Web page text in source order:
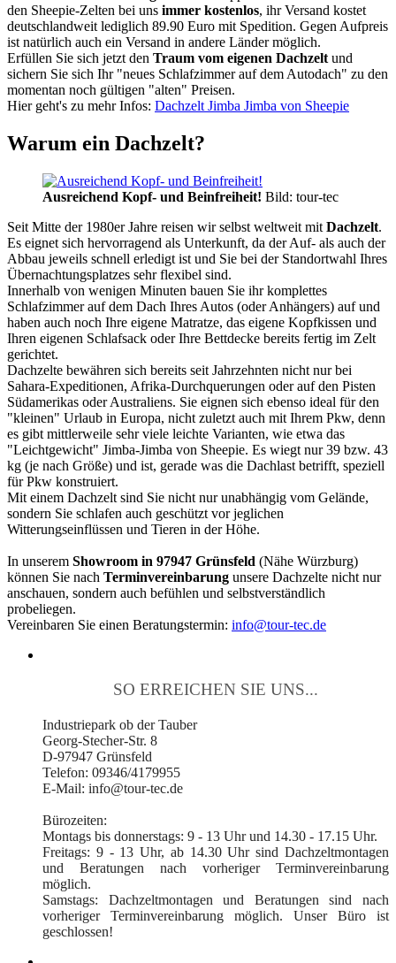
den Sheepie-Zelten bei uns immer kostenlos, ihr Versand kostet
deutschlandweit lediglich 89.90 Euro mit Spedition. Gegen Aufpreis
ist natürlich auch ein Versand in andere Länder möglich.
Erfüllen Sie sich jetzt den Traum vom eigenen Dachzelt und
sichern Sie sich Ihr "neues Schlafzimmer auf dem Autodach" zu den
momentan noch gültigen "alten" Preisen.
Hier geht's zu mehr Infos: Dachzelt Jimba Jimba von Sheepie
Warum ein Dachzelt?
Ausreichend Kopf- und Beinfreiheit! Bild: tour-tec
Seit Mitte der 1980er Jahre reisen wir selbst weltweit mit Dachzelt.
Es eignet sich hervorragend als Unterkunft, da der Auf- als auch der
Abbau jeweils schnell erledigt ist und Sie bei der Standortwahl Ihres
Übernachtungsplatzes sehr flexibel sind.
Innerhalb von wenigen Minuten bauen Sie ihr komplettes
Schlafzimmer auf dem Dach Ihres Autos (oder Anhängers) auf und
haben auch noch Ihre eigene Matratze, das eigene Kopfkissen und
Ihren eigenen Schlafsack oder Ihre Bettdecke bereits fertig im Zelt
gerichtet.
Dachzelte bewähren sich bereits seit Jahrzehnten nicht nur bei
Sahara-Expeditionen, Afrika-Durchquerungen oder auf den Pisten
Südamerikas oder Australiens. Sie eignen sich ebenso ideal für den
"kleinen" Urlaub in Europa, nicht zuletzt auch mit Ihrem Pkw, denn
es gibt mittlerweile sehr viele leichte Varianten, wie etwa das
"Leichtgewicht" Jimba-Jimba von Sheepie. Es wiegt nur 39 bzw. 43
kg (je nach Größe) und ist, gerade was die Dachlast betrifft, speziell
für Pkw konstruiert.
Mit einem Dachzelt sind Sie nicht nur unabhängig vom Gelände,
sondern Sie schlafen auch geschützt vor jeglichen
Witterungseinflüssen und Tieren in der Höhe.
In unserem Showroom in 97947 Grünsfeld (Nähe Würzburg)
können Sie nach Terminvereinbarung unsere Dachzelte nicht nur
anschauen, sondern auch befühlen und selbstverständlich
probeliegen.
Vereinbaren Sie einen Beratungstermin: info@tour-tec.de
SO ERREICHEN SIE UNS...
Industriepark ob der Tauber
Georg-Stecher-Str. 8
D-97947 Grünsfeld
Telefon: 09346/4179955
E-Mail: info@tour-tec.de
Bürozeiten:
Montags bis donnerstags: 9 - 13 Uhr und 14.30 - 17.15 Uhr.
Freitags: 9 - 13 Uhr, ab 14.30 Uhr sind Dachzeltmontagen
und Beratungen nach vorheriger Terminvereinbarung
möglich.
Samstags: Dachzeltmontagen und Beratungen sind nach
vorheriger Terminvereinbarung möglich. Unser Büro ist
geschlossen!